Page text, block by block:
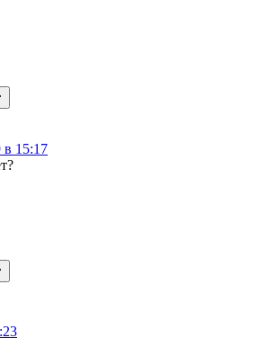
в 15:17